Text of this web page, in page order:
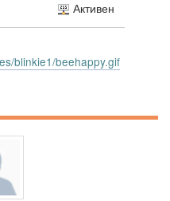
Активен
blinkie1/beehappy.gif